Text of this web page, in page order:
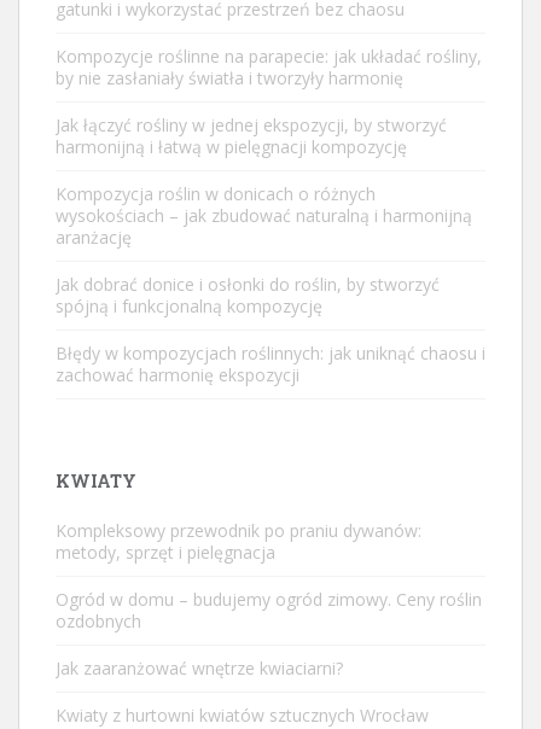
gatunki i wykorzystać przestrzeń bez chaosu
Kompozycje roślinne na parapecie: jak układać rośliny,
by nie zasłaniały światła i tworzyły harmonię
Jak łączyć rośliny w jednej ekspozycji, by stworzyć
harmonijną i łatwą w pielęgnacji kompozycję
Kompozycja roślin w donicach o różnych
wysokościach – jak zbudować naturalną i harmonijną
aranżację
Jak dobrać donice i osłonki do roślin, by stworzyć
spójną i funkcjonalną kompozycję
Błędy w kompozycjach roślinnych: jak uniknąć chaosu i
zachować harmonię ekspozycji
KWIATY
Kompleksowy przewodnik po praniu dywanów:
metody, sprzęt i pielęgnacja
Ogród w domu – budujemy ogród zimowy. Ceny roślin
ozdobnych
Jak zaaranżować wnętrze kwiaciarni?
Kwiaty z hurtowni kwiatów sztucznych Wrocław